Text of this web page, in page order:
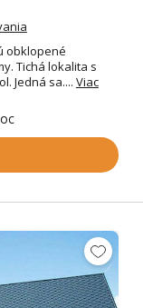
obklopené
Tichá lokalita s
Jedná sa.... Viac